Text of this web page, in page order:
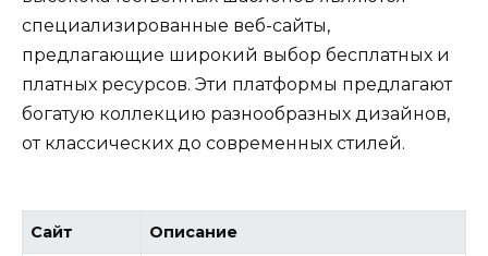
специализированные веб-сайты,
предлагающие широкий выбор бесплатных и
платных ресурсов. Эти платформы предлагают
богатую коллекцию разнообразных дизайнов,
от классических до современных стилей.
Сайт Описание